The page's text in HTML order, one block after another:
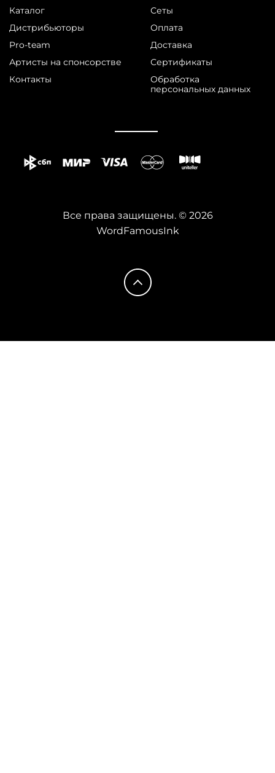
WordFamousInk
Все права защищены. © 2026
Каталог
Дистрибьюторы
Pro-team
Артисты на спонсорстве
Контакты
Сеты
Оплата
Доставка
Сертификаты
Обработка
персональных данных